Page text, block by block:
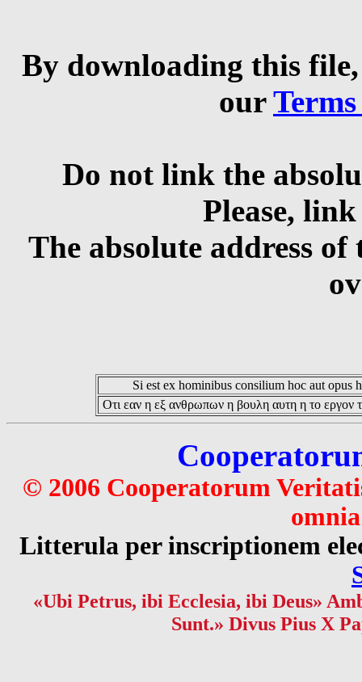
By downloading this
our
Do not link the
Please,
The absolute address
Si est ex hominibus consilium hoc aut opus
Οτι εαν η εξ ανθρωπων η βουλη αυτη η το εργον
© 2006 Cooperatorum
Litterula per inscriptionem
«Ubi Petrus, ibi Ecclesia, ibi Deus»
Sunt.» Divus Pius X